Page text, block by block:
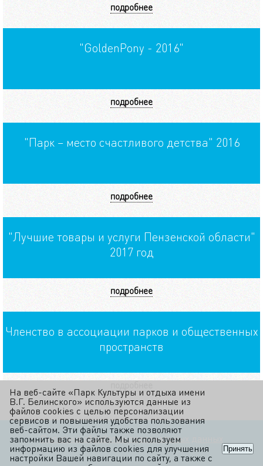
подробнее
"GoldenPony - 2016"
подробнее
"Парк – место счастливого детства" 2016
подробнее
"Лучшие товары и услуги Пензенской области"
2017 год
подробнее
Членство в ассоциации парков и общественных
пространств
Политика обработки персональных данных
На веб-сайте «Парк Культуры и отдыха имени
В.Г. Белинского» используются данные из
файлов cookies с целью персонализации
сервисов и повышения удобства пользования
веб-сайтом. Эти файлы также позволяют
запомнить вас на сайте. Мы используем
информацию из файлов cookies для улучшения
настройки Вашей навигации по сайту, а также с
Принять